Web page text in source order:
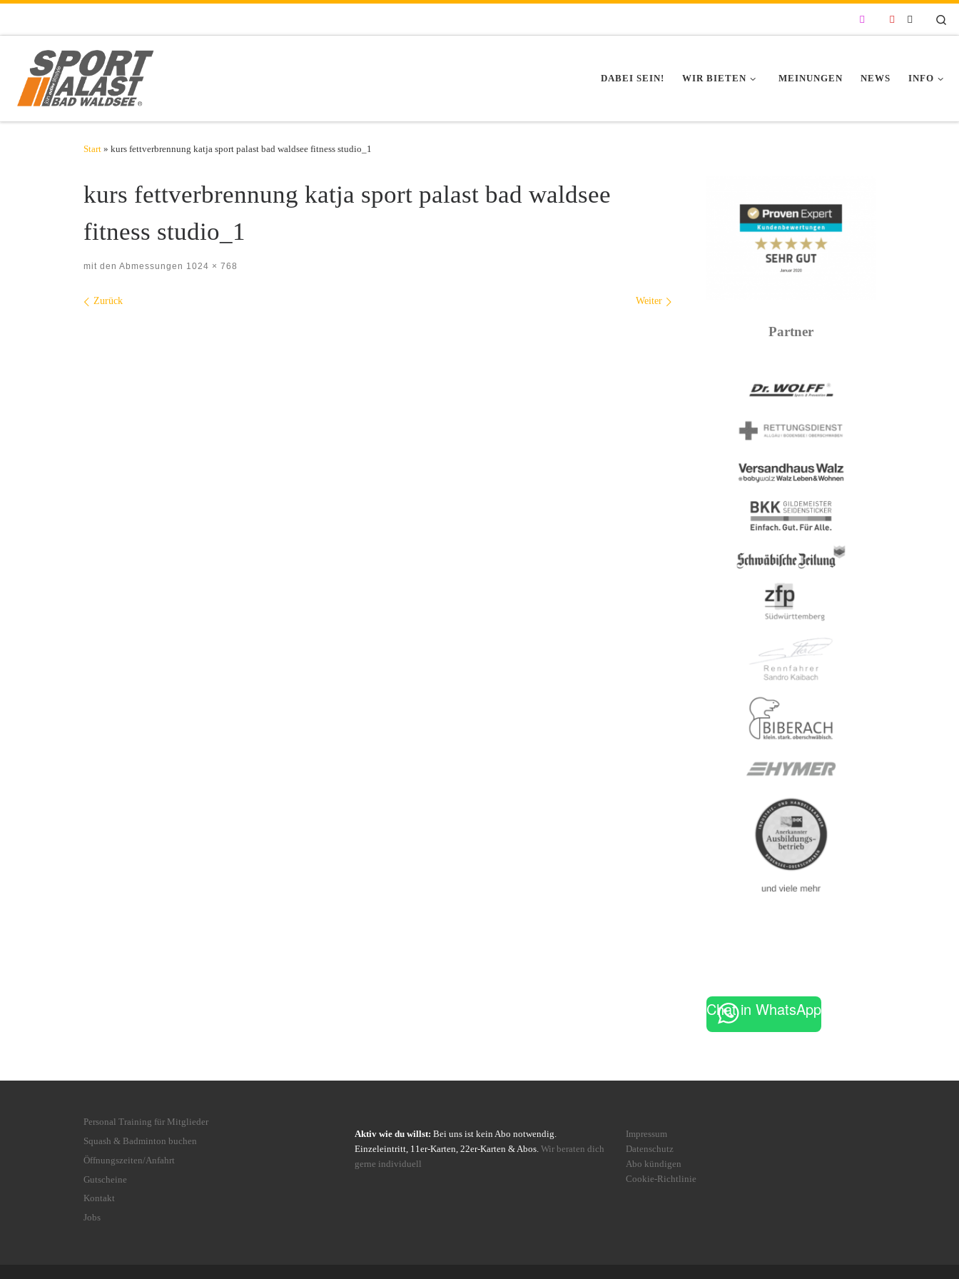
DABEI SEIN! WIR BIETEN MEINUNGEN NEWS INFO
Start » kurs fettverbrennung katja sport palast bad waldsee fitness studio_1
kurs fettverbrennung katja sport palast bad waldsee
fitness studio_1
mit den Abmessungen 1024 × 768
Bilder Navigation
Zurück Weiter
Partner
Chat in WhatsApp
Personal Training für Mitglieder
Squash & Badminton buchen
Öffnungszeiten/Anfahrt
Gutscheine
Kontakt
Jobs
Aktiv wie du willst: Bei uns ist kein Abo notwendig.
Einzeleintritt, 11er-Karten, 22er-Karten & Abos. Wir beraten dich
gerne individuell
Impressum
Datenschutz
Abo kündigen
Cookie-Richtlinie